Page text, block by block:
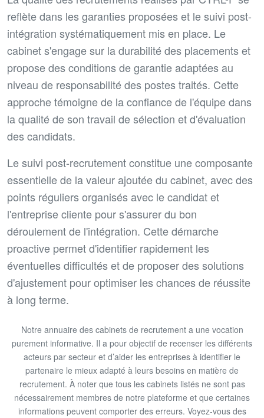
reflète dans les garanties proposées et le suivi post-
intégration systématiquement mis en place. Le
cabinet s'engage sur la durabilité des placements et
propose des conditions de garantie adaptées au
niveau de responsabilité des postes traités. Cette
approche témoigne de la confiance de l'équipe dans
la qualité de son travail de sélection et d'évaluation
des candidats.
Le suivi post-recrutement constitue une composante
essentielle de la valeur ajoutée du cabinet, avec des
points réguliers organisés avec le candidat et
l'entreprise cliente pour s'assurer du bon
déroulement de l'intégration. Cette démarche
proactive permet d'identifier rapidement les
éventuelles difficultés et de proposer des solutions
d'ajustement pour optimiser les chances de réussite
à long terme.
Notre annuaire des cabinets de recrutement a une vocation
purement informative. Il a pour objectif de recenser les différents
acteurs par secteur et d’aider les entreprises à identifier le
partenaire le mieux adapté à leurs besoins en matière de
recrutement. À noter que tous les cabinets listés ne sont pas
nécessairement membres de notre plateforme et que certaines
informations peuvent comporter des erreurs. Voyez-vous des